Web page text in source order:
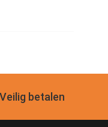
Veilig betalen